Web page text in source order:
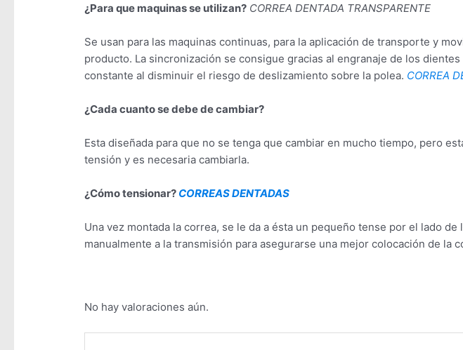
¿Para que maquinas se utilizan? CORREA DENTADA TRANSPARENTE
Se usan para las maquinas continuas, para la aplicación de transporte y
producto. La sincronización se consigue gracias al engranaje de los
constante al disminuir el riesgo de deslizamiento sobre la polea. CORREA
¿Cada cuanto se debe de cambiar?
Esta diseñada para que no se tenga que cambiar en mucho tiempo, pero
tensión y es necesaria cambiarla.
¿Cómo tensionar? CORREAS DENTADAS
Una vez montada la correa, se le da a ésta un pequeño tense por el lado
manualmente a la transmisión para asegurarse una mejor colocación de la
No hay valoraciones aún.